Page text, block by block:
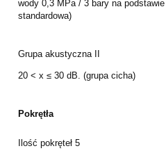
wody 0,3 MPa / 3 bary na
standardowa)
Grupa akustyczna II
20 < x ≤ 30 dB. (grupa cicha)
Pokrętła
Ilość pokręteł 5